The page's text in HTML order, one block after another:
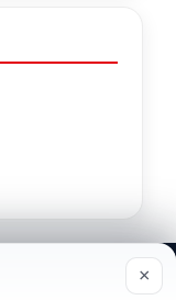
amacıyla çerezler
×